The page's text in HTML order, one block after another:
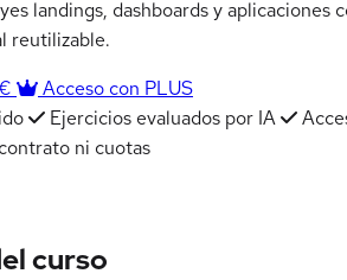
landings, dashboards y aplicaciones
reutilizable.
Acceso con PLUS
Ejercicios evaluados por IA
ni cuotas
curso